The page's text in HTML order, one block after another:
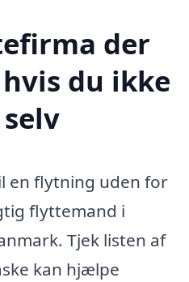
der
du ikke
en flytning uden for
flyttemand i
Tjek listen af
kan hjælpe